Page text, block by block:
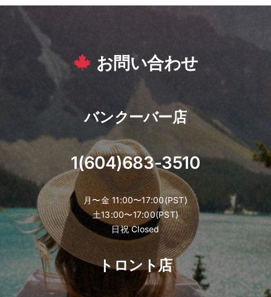
ト
quantity
お問い合わせ
バンクーバー店
1(604)683-3510
月〜金 11:00〜17:00(PST)
土13:00〜17:00(PST)
日祝 Closed
トロント店